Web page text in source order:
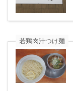
若鶏肉汁つけ麺